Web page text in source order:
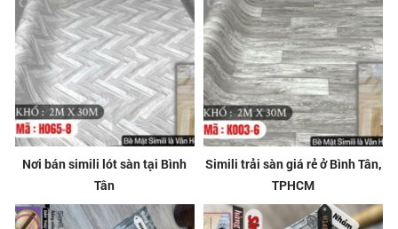
Nơi bán simili lót sàn tại Bình
Tân
Simili trải sàn giá rẻ ở Bình Tân,
TPHCM